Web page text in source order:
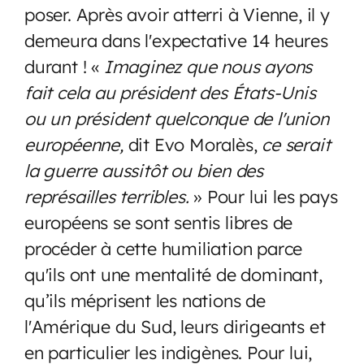
poser. Après avoir atterri à Vienne, il y
demeura dans l'expectative 14 heures
durant ! « Imaginez que nous ayons
fait cela au président des États-Unis
ou un président quelconque de l'union
européenne,dit Evo Moralès, ce serait
laguerre aussitôt ou bien des
représailles terribles. » Pour lui les pays
européens se sont sentis libres de
procéder à cette humiliation parce
qu'ils ont une mentalité de dominant,
qu’ils méprisent les nations de
l'Amérique du Sud, leurs dirigeants et
en particulier les indigènes. Pour lui,